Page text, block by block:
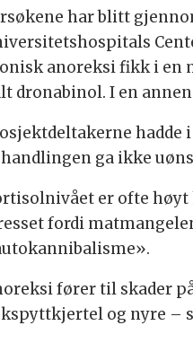
har blitt
anoreksi fikk i en
dronabinol. I en
hadde
ga ikke
er ofte høyt
fordi
fører til skader
og nyre –